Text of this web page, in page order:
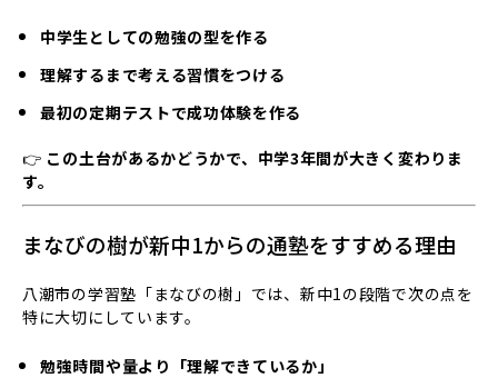
中学生としての勉強の型を作る
理解するまで考える習慣をつける
最初の定期テストで成功体験を作る
👉 この土台があるかどうかで、中学3年間が大きく変わりま
す。
まなびの樹が新中1からの通塾をすすめる理由
八潮市の学習塾「まなびの樹」では、新中1の段階で次の点を
特に大切にしています。
勉強時間や量より「理解できているか」